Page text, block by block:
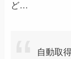
ど…
自動取